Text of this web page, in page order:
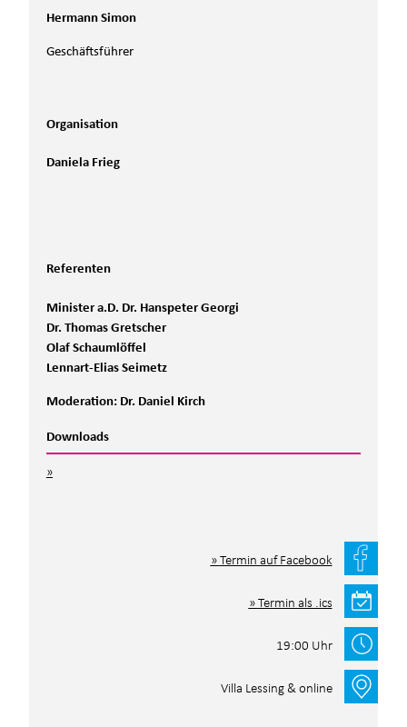
Hermann Simon
Geschäftsführer
Organisation
Daniela Frieg
Referenten
Minister a.D. Dr. Hanspeter Georgi
Dr. Thomas Gretscher
Olaf Schaumlöffel
Lennart-Elias Seimetz
Moderation: Dr. Daniel Kirch
Downloads
Termin auf Facebook
Termin als .ics
19:00 Uhr
Villa Lessing & online